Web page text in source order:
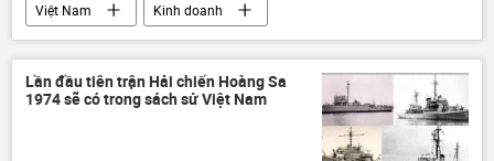
Việt Nam
Kinh doanh
Bộ Tài Chính VN
thuế
Lần đầu tiên trận Hải chiến Hoàng Sa
1974 sẽ có trong sách sử Việt Nam